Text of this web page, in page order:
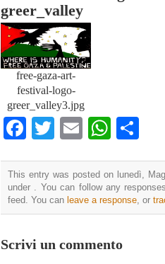
greer_valley
free-gaza-art-
festival-logo-
greer_valley3.jpg
Facebook
TwitterEmail
This entry was posted on lunedì,
under . You can follow any
feed. You can leave a response , or
Scrivi un commento